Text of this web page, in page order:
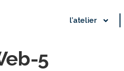
l’atelier
5